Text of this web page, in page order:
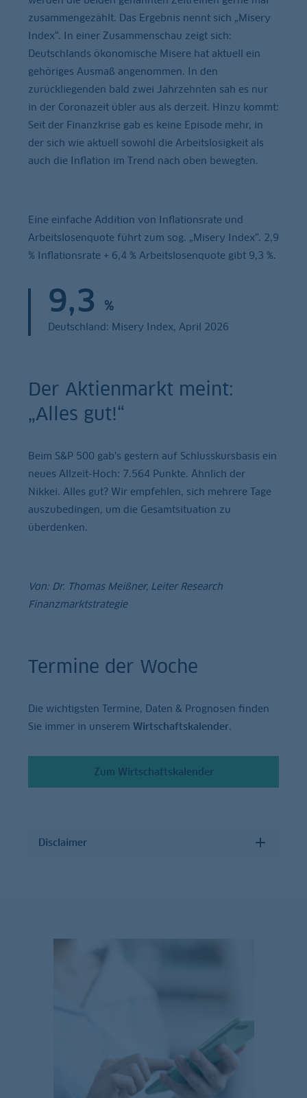
zusammengezählt. Das Ergebnis nennt sich „Misery
Index“. In einer Zusammenschau zeigt sich:
Deutschlands ökonomische Misere hat aktuell ein
gehöriges Ausmaß angenommen. In den
zurückliegenden bald zwei Jahrzehnten sah es nur
in der Coronazeit übler aus als derzeit. Hinzu kommt:
Seit der Finanzkrise gab es keine Episode mehr, in
der sich wie aktuell sowohl die Arbeitslosigkeit als
auch die Inflation im Trend nach oben bewegten.
Eine einfache Addition von Inflationsrate und
Arbeitslosenquote führt zum sog. „Misery Index“. 2,9
% Inflationsrate + 6,4 % Arbeitslosenquote gibt 9,3 %.
9,3 %
Deutschland: Misery Index, April 2026
Der Aktienmarkt meint:
„Alles gut!“
Beim S&P 500 gab’s gestern auf Schlusskursbasis ein
neues Allzeit-Hoch: 7.564 Punkte. Ähnlich der
Nikkei. Alles gut? Wir empfehlen, sich mehrere Tage
auszubedingen, um die Gesamtsituation zu
überdenken.
Von: Dr. Thomas Meißner, Leiter Research
Finanzmarktstrategie
Termine der Woche
Die wichtigsten Termine, Daten & Prognosen finden
Sie immer in unserem Wirtschaftskalender.
Zum Wirtschaftskalender
Disclaimer